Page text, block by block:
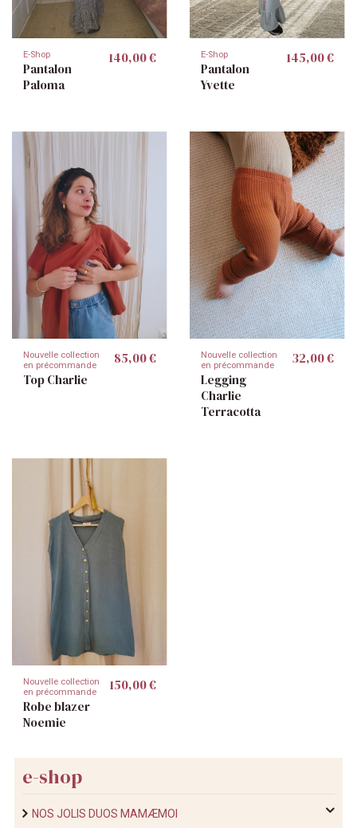
E-Shop
Pantalon
Paloma
140,00 € E-Shop
Pantalon
Yvette
145,00 €
Nouvelle collection
en précommande
Top Charlie
85,00 €
Nouvelle collection
en précommande
Legging
Charlie
Terracotta
32,00 €
Nouvelle collection
en précommande
Robe blazer
Noemie
150,00 €
e-shop
NOS JOLIS DUOS MAMÆMOI